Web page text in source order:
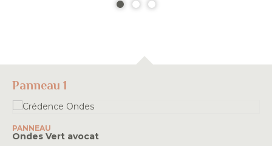
Panneau 1
PANNEAU
Ondes Vert avocat